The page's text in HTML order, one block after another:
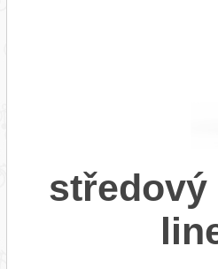
středový